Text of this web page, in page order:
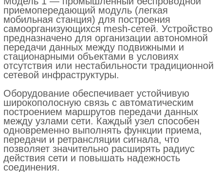
Оборудование обеспечивает устойчивую
широкополосную связь с автоматическим
построением маршрутов передачи данных
между узлами сети. Каждый узел способен
одновременно выполнять функции приема,
передачи и ретрансляции сигнала, что
позволяет значительно расширять радиус
действия сети и повышать надежность
соединения.
Модель 1 поддерживает передачу IP-данных,
видео HDMI, аудио и телеметрической
Благодаря технологии многоскачковой
ретрансляции (Multi-hop) сеть автоматически
адаптируется к изменению расположения
узлов и обеспечивает стабильную работу
даже в сложных условиях эксплуатации.
Устройство является персональной
переносной мобильной станцией, выполнено
в защищенном промышленном корпусе с
классом защиты IP66 и рассчитано на
эксплуатацию при температурах от −40°C до
+70°C
Оставить заявку